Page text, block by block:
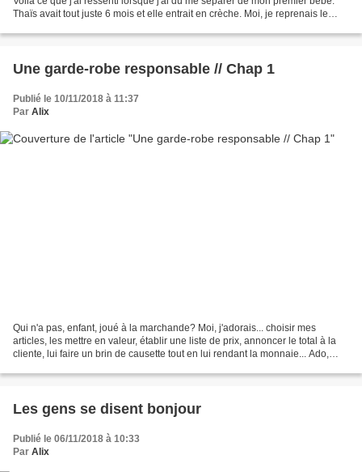
Thaïs avait tout juste 6 mois et elle entrait en crèche. Moi, je reprenais le
Une garde-robe responsable // Chap 1
Publié le 10/11/2018 à 11:37
Par Alix
Qui n'a pas, enfant, joué à la marchande? Moi, j'adorais... choisir mes
articles, les mettre en valeur, établir une liste de prix, annoncer le total à la
cliente, lui faire un brin de causette tout en lui rendant la monnaie... Ado,
Les gens se disent bonjour
Publié le 06/11/2018 à 10:33
Par Alix